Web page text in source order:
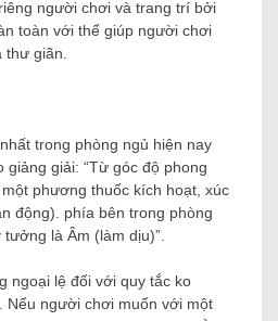
người chơi và trang trí bởi
toàn với thể giúp người chơi
thư giãn.
trong phòng ngủ hiện nay
giải: “Từ góc độ phong
phương thuốc kích hoạt, xúc
động). phía bên trong phòng
là Âm (làm dịu)”.
ngoại lệ đối với quy tắc ko
Nếu người chơi muốn với một